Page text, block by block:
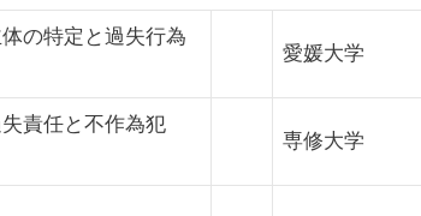
の特定と過失行為
愛媛大学
責任と不作為犯
専修大学